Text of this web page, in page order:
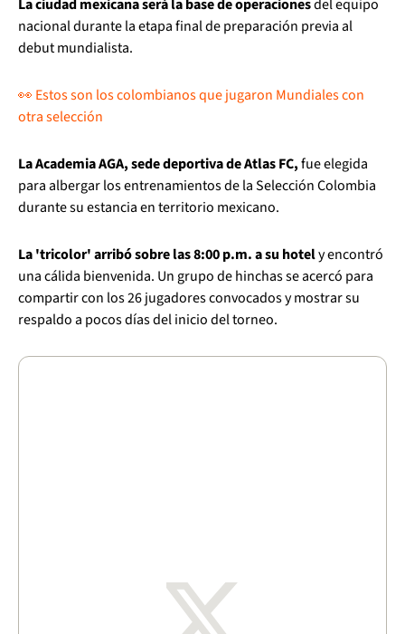
La ciudad mexicana será la base de operacionesdel equipo
nacional durante la etapa final de preparación previa al
debut mundialista.
👀 Estos son los colombianos que jugaron Mundiales con
otra selección
La Academia AGA, sede deportiva de Atlas FC,fue elegida
para albergar los entrenamientos de la Selección Colombia
durante su estancia en territorio mexicano.
La 'tricolor' arribó sobre las 8:00 p.m. a su hotely encontró
una cálida bienvenida. Un grupo de hinchas se acercó para
compartir con los 26 jugadores convocados y mostrar su
respaldo a pocos días del inicio del torneo.